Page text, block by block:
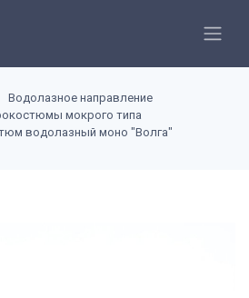
Водолазное направление
мокрого типа
водолазный моно "Волга"